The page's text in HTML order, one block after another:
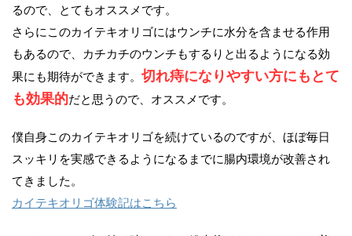
るので、とてもオススメです。
さらにこのカイテキオリゴにはウンチに水分を含ませる作用
もあるので、カチカチのウンチもするりと出るようになる効
果にも期待ができます。 切れ痔になりやすい方にもとて
も効果的だと思うので、オススメです。
僕自身このカイテキオリゴを続けているのですが、ほぼ毎日
スッキリを実感できるようになるまでに腸内環境が改善され
てきました。
カイテキオリゴ体験記はこちら